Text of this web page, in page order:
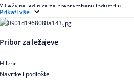
Y Ležajne jedinice za prehrambenu industriju
Ležajne jedinice sa valjkastim ležajevima
Prikaži više
Pribor za ležajeve
Hilzne
Navrtke i podloške